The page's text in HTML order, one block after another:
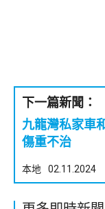
下一篇新聞：
九龍灣私家車
傷重不治
本地 02.11.2024